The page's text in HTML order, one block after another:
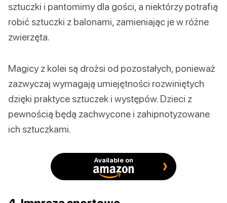
sztuczki i pantomimy dla gości, a niektórzy potrafią
robić sztuczki z balonami, zamieniając je w różne
zwierzęta.
Magicy z kolei są drożsi od pozostałych, ponieważ
zazwyczaj wymagają umiejętności rozwiniętych
dzięki praktyce sztuczek i występów. Dzieci z
pewnością będą zachwycone i zahipnotyzowane
ich sztuczkami.
Available on